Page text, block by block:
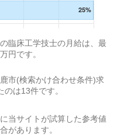
臨床工学技士の月給は、最
円です。
市(検索かけ合わせ条件)求
は13件です。
当サイトが試算した参考値
があります。